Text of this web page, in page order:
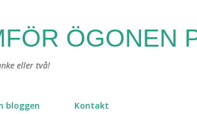
ÖGONEN
eller två!
bloggen Kontakt